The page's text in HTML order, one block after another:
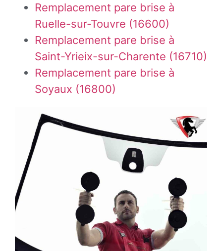
Remplacement pare brise à
Ruelle-sur-Touvre (16600)
Remplacement pare brise à
Saint-Yrieix-sur-Charente (16710)
Remplacement pare brise à
Soyaux (16800)